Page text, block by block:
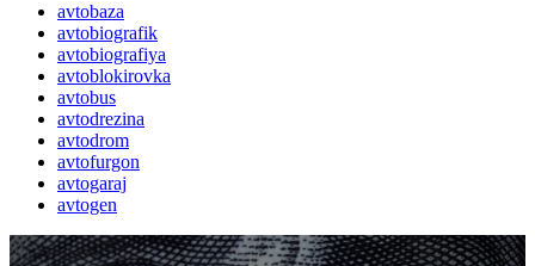
avtobaza
avtobiografik
avtobiografiya
avtoblokirovka
avtobus
avtodrezina
avtodrom
avtofurgon
avtogaraj
avtogen